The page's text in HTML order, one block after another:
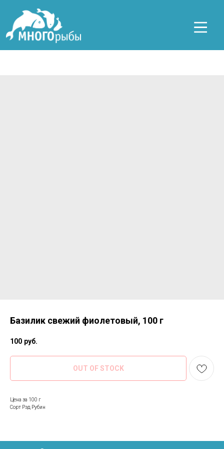
Базилик свежий фиолетовый, 100 г
100 руб.
OUT OF STOCK
Цена за 100 г
Сорт Рэд Рубин